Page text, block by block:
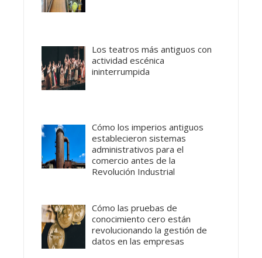
Los teatros más antiguos con
actividad escénica
ininterrumpida
Cómo los imperios antiguos
establecieron sistemas
administrativos para el
comercio antes de la
Revolución Industrial
Cómo las pruebas de
conocimiento cero están
revolucionando la gestión de
datos en las empresas